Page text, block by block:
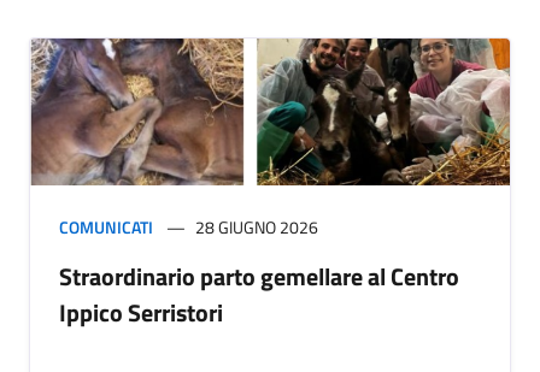
COMUNICATI 28 GIUGNO 2026
Straordinario parto gemellare al Centro
Ippico Serristori